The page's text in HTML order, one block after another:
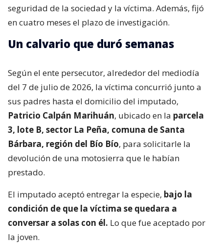
seguridad de la sociedad y la víctima. Además, fijó
en cuatro meses el plazo de investigación.
Un calvario que duró semanas
Según el ente persecutor, alrededor del mediodía
del 7 de julio de 2026, la víctima concurrió junto a
sus padres hasta el domicilio del imputado,
Patricio Calpán Marihuán, ubicado en la parcela
3, lote B, sector La Peña, comuna de Santa
Bárbara, región del Bío Bío, para solicitarle la
devolución de una motosierra que le habían
prestado.
El imputado aceptó entregar la especie, bajo la
condición de que la víctima se quedara a
conversar a solas con él. Lo que fue aceptado por
la joven.